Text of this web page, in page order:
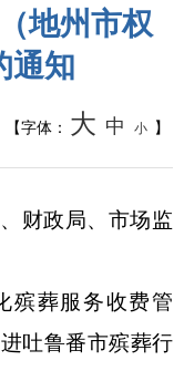
地州市权
通知
字体： 大 中 小 】
财政局、市场监
殡葬服务收费管
吐鲁番市殡葬行